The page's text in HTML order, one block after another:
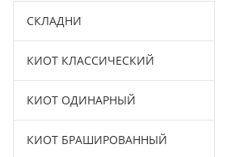
СКЛАДНИ
КИОТ КЛАССИЧЕСКИЙ
КИОТ ОДИНАРНЫЙ
КИОТ БРАШИРОВАННЫЙ